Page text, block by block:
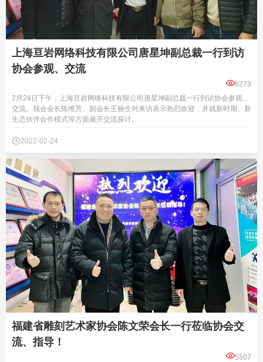
上海亘岩网络科技有限公司唐星坤副总裁一行到访
协会参观、交流
6273
2月24日下午，上海亘岩网络科技有限公司唐星坤副总裁一行到访协会参观、
交流。我会会长陈维芳、副会长王丽生对来访表示热烈欢迎，并就新时期、新
生态伙伴合作模式等方面展开交流探讨。
2022-02-24
福建省雕刻艺术家协会陈文荣会长一行莅临协会交
流、指导！
5507